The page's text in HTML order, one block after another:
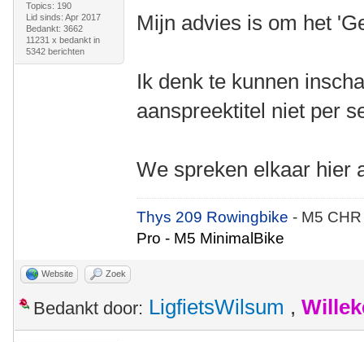
Topics: 190
Lid sinds: Apr 2017
Bedankt: 3662
11231 x bedankt in
5342 berichten
Mijn advies is om het
Ik denk te kunnen
aanspreektitel niet per
We spreken elkaar hier
Thys 209 Rowingbike- M5
Pro - M5 MinimalBike
Website Zoek
Bedankt door: LigfietsWilsum ,